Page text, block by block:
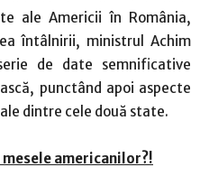
ale Americii în România,
întâlnirii, ministrul Achim
de date semnificative
punctând apoi aspecte
dintre cele două state.
americanilor?!